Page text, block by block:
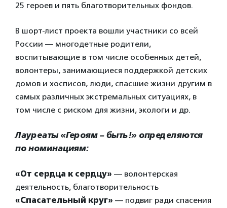
25 героев и пять благотворительных фондов.
В шорт-лист проекта вошли участники со всей
России — многодетные родители,
воспитывающие в том числе особенных детей,
волонтеры, занимающиеся поддержкой детских
домов и хосписов, люди, спасшие жизни другим в
самых различных экстремальных ситуациях, в
том числе с риском для жизни, экологи и др.
Лауреаты «Героям – быть!» определяются
по номинациям:
«От сердца к сердцу» — волонтерская
деятельность, благотворительность
«Спасательный круг» — подвиг ради спасения